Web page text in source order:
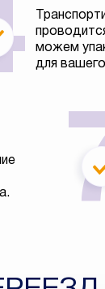
можем
для